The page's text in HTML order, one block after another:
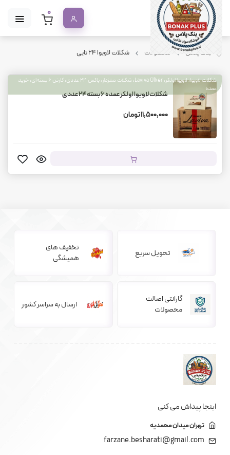
0
بنک پلاس محصولات شکلات لاویوا ۲۴ تایی
شکلات لاویوا، لاویوا اولکر، Laviva Ülker، شکلات مغزدار، باکس ۲۴ عددی، کارتن ۶ بسته‌ای، خرید
عمده
شکلات لاویوا اولکر عمده ۶ بسته ۲۴ عددی
11,500,000 تومان
تحویل سریع
تخفیف های
همیشگی
گارانتی اصالت
محصولات
ارسال به سراسر کشور
اینجا پیداش می کنی
تهران میدان محمدیه
farzane.besharati@gmail.com